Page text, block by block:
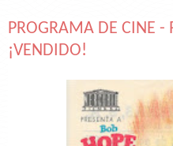
PROGRAMA DE CINE -
¡VENDIDO!